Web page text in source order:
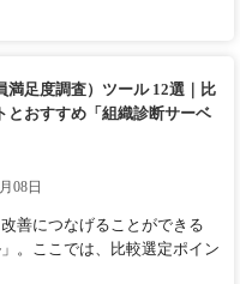
満足度調査）ツール 12選｜比
とおすすめ「組織診断サーベ
08日
善につなげることができる
。ここでは、比較選定ポイン